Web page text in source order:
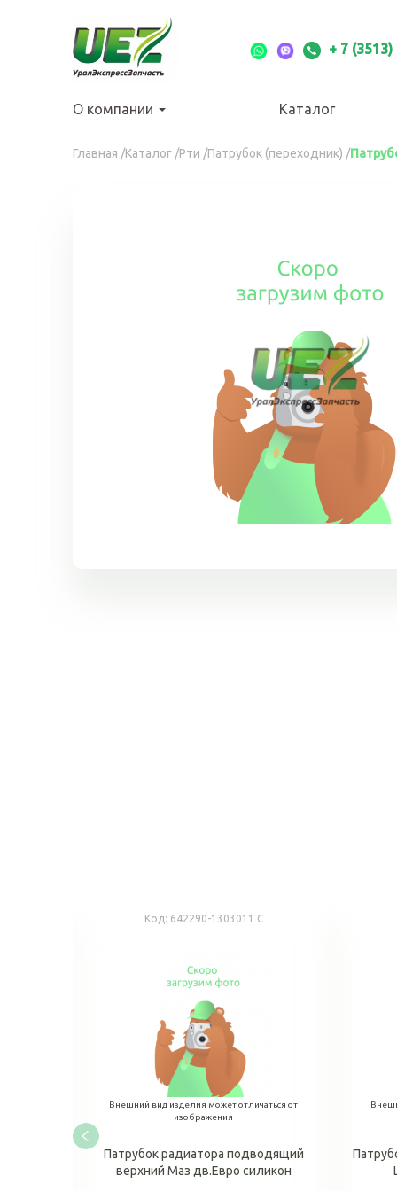
содержанию
+ 7
О компании Каталог
Главная /Каталог /Рти /Патрубок (переходник) /
Код: 642290-1303011 С
Внешний вид изделия может отличаться от
изображения
Патрубок радиатора подводящий
верхний Маз дв.Евро силикон